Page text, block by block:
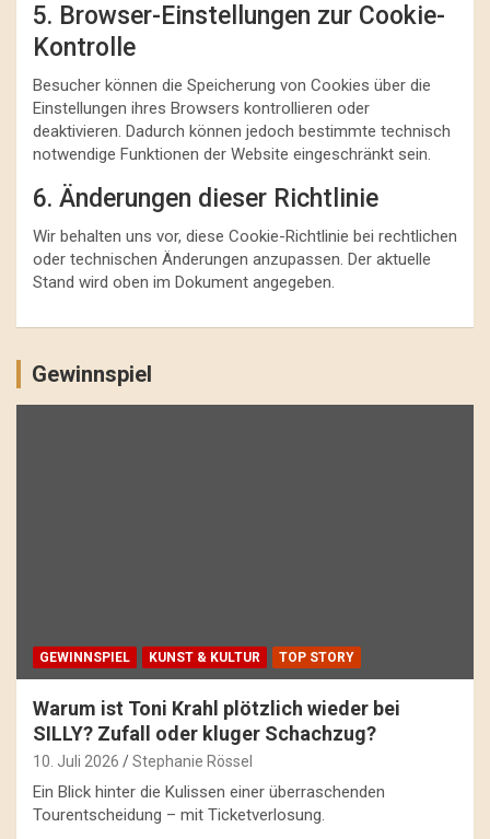
5. Browser-Einstellungen zur Cookie-
Kontrolle
Besucher können die Speicherung von Cookies über die
Einstellungen ihres Browsers kontrollieren oder
deaktivieren. Dadurch können jedoch bestimmte technisch
notwendige Funktionen der Website eingeschränkt sein.
6. Änderungen dieser Richtlinie
Wir behalten uns vor, diese Cookie-Richtlinie bei rechtlichen
oder technischen Änderungen anzupassen. Der aktuelle
Stand wird oben im Dokument angegeben.
Gewinnspiel
GEWINNSPIEL KUNST & KULTUR TOP STORY
Warum ist Toni Krahl plötzlich wieder bei
SILLY? Zufall oder kluger Schachzug?
10. Juli 2026 Stephanie Rössel
Ein Blick hinter die Kulissen einer überraschenden
Tourentscheidung – mit Ticketverlosung.